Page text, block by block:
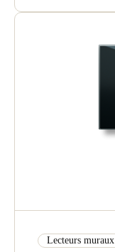
Lecteurs muraux